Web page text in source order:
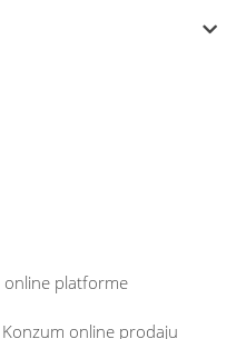
online platforme
online prodaju